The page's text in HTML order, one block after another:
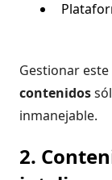
Gestionar
contenidos
inmanejable.
2.